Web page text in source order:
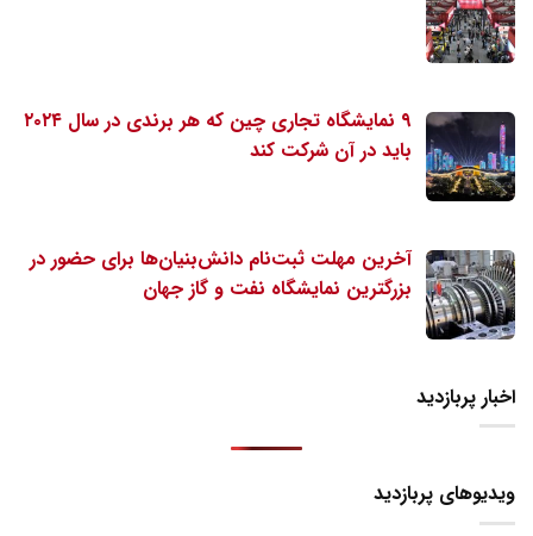
۹ نمایشگاه تجاری چین که هر برندی در سال ۲۰۲۴
باید در آن شرکت کند
آخرین مهلت ثبت‌نام دانش‌بنیان‌ها برای حضور در
بزرگترین نمایشگاه نفت و گاز جهان
اخبار پربازدید
ویدیوهای پربازدید